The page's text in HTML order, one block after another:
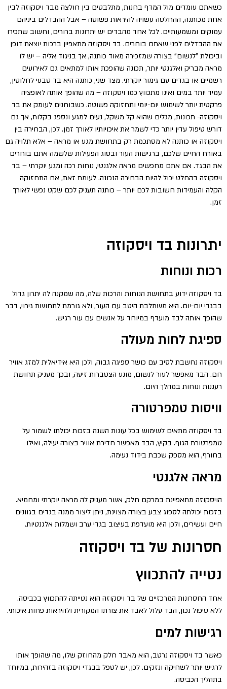
כשאתם עומדים מול המדף בחנות, מתלבטים בין חולצה מבד ויסקוזה לבין
אחת מכותנה, ההחלטה עשויה להיראות פשוטה – אבל ההבדלים ביניהם
עמוקים ומשמעותיים. לכל אחד מהבדים יש יתרונות ברורים, וחשוב שתכירו
את ההבדלים לפני שאתם בוחרים. בד ויסקוזה מתאפיין ברכות יוצאת דופן
וביכולת "לנשום" בצורה שמזכירה מאוד כותנה, אך בניגוד אליה – יש לו
מראה מבריק ואלגנטי יותר, תכונה שהופכת אותו למתאים גם לאירועים
רשמיים או בגדים עם גימור יוקרתי. מצד שני, כותנה היא בד טבעי לחלוטין,
עמיד יותר במים ואינו מתכווץ כמו ויסקוזה – מה שהופך אותה לאופציה
פרקטית יותר לשימוש יום-יומי ותחזוקה פשוטה. כשבוחנים לעומק את בד
ויסקוזה- תכונות, מגלים שהוא קל משקל, נעים למגע ונספג בקלות, אך גם
דורש טיפול עדין יותר כדי לשמר את איכויותיו לאורך זמן. לכן, הבחירה בין
ויסקוזה או כותנה לא מסתכמת רק בתחושת מגע או מראה – אלא תלויה גם
באורח החיים שלכם, ברגישות העור ובסוג הפעילות שלשמה אתם בוחרים
את הבגד. אם אתם מחפשים מראה אלגנטי, נוחות רכה ומגע יוקרתי – בד
ויסקוזה בהחלט יכול להיות הבחירה הנכונה. לעומת זאת, אם התחזוקה
הקלה והעמידות חשובות לכם יותר – כותנה תעניק לכם שקט נפשי לאורך
זמן.
יתרונות בד ויסקוזה
רכות ונוחות
בד ויסקוזה ידוע בתחושת הנוחות והרכות שלה, מה שמקנה לה יתרון גדול
בבגדי יום-יום. היא משתלבת היטב עם העור, ולא גורמת לתחושת גירוי, דבר
שהופך אותה לבד מועדף במיוחד על אנשים עם עור רגיש.
ספיגת לחות מעולה
ויסקוזה נחשבת לסיב עם כושר ספיגה גבוה, ולכן היא אידיאלית למזג אוויר
חם. הבד מאפשר לעור לנשום, מונע הצטברות זיעה, ובכך מעניק תחושת
רעננות ונוחות במהלך היום.
וויסות טמפרטורה
בד ויסקוזה מתאים לשימוש בכל עונות השנה בזכות יכולתו לשמור על
טמפרטורת הגוף. בקיץ, הבד מאפשר חדירת אוויר בצורה יעילה, ואילו
בחורף, הוא מספק שכבת בידוד נעימה.
מראה אלגנטי
הויסקוזה מתאפיינת במרקם חלק, אשר מעניק לה מראה יוקרתי ומחמיא.
בזכות יכולתה לספוג צבע בצורה מצוינת, ניתן ליצור ממנה בגדים בגוונים
חיים ועשירים, ולכן היא מועדפת בעיצוב בגדי ערב ושמלות אלגנטיות.
חסרונות של בד ויסקוזה
נטייה להתכווץ
אחד החסרונות המרכזיים של בד ויסקוזה הוא נטייתה להתכווץ בכביסה.
ללא טיפול נכון, הבד עלול לאבד את צורתו המקורית ולהיראות פחות איכותי.
רגישות למים
כאשר בד ויסקוזה נרטב, הוא מאבד חלק מהחוזק שלו, מה שהופך אותו
לרגיש יותר לשחיקה ונזקים. לכן, יש לטפל בבגדי ויסקוזה בזהירות, במיוחד
בתהליך הכביסה.